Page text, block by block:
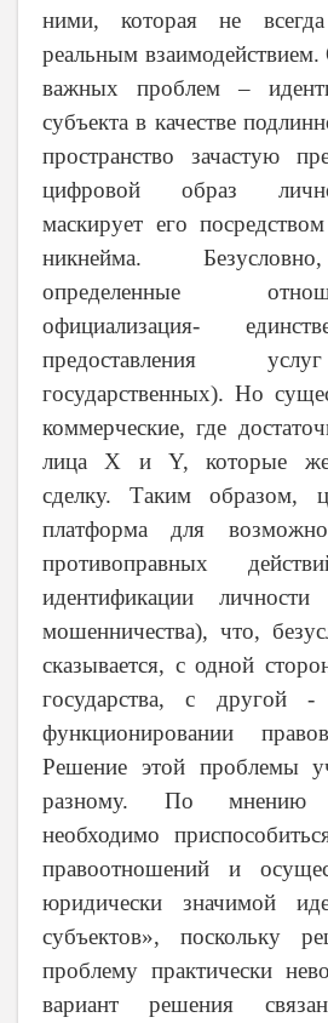
ними, которая не
реальным
важных проблем –
субъекта в качестве
пространство зачастую
цифровой образ
маскирует его
никнейма.
определенные
официализация-
предоставления
государственных). Но
коммерческие, где
лица X и Y, которые
сделку. Таким образом,
платформа для
противоправных
идентификации
мошенничества), что,
сказывается, с одной
государства, с другой
функционировании
Решение этой проблемы
разному. По мнению
необходимо
правоотношений и
юридически значимой
субъектов», поскольку
проблему практически
вариант решения